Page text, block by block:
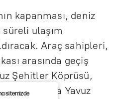
kapanması, deniz
ulaşım
Araç sahipleri,
arasında geçiş
Şehitler Köprüsü,
veya Yavuz
sitemizde